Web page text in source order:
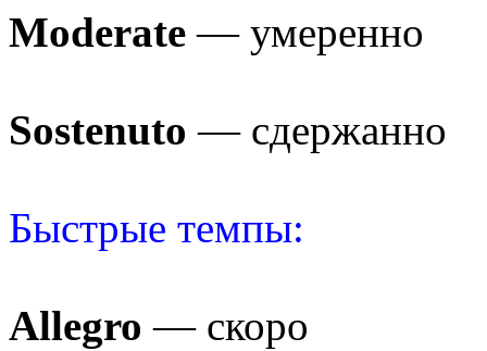
Moderate— умеренно
Sostenuto— сдержанно
Быстрые темпы:
Allegro— скоро